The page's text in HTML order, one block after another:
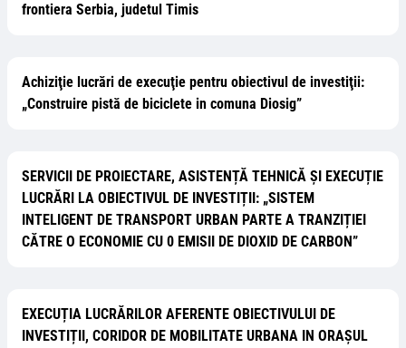
frontiera Serbia, judetul Timis
Achiziţie lucrări de execuţie pentru obiectivul de investiţii:
„Construire pistă de biciclete in comuna Diosig”
SERVICII DE PROIECTARE, ASISTENȚĂ TEHNICĂ ȘI EXECUȚIE
LUCRĂRI LA OBIECTIVUL DE INVESTIȚII: „SISTEM
INTELIGENT DE TRANSPORT URBAN PARTE A TRANZIȚIEI
CĂTRE O ECONOMIE CU 0 EMISII DE DIOXID DE CARBON”
EXECUȚIA LUCRĂRILOR AFERENTE OBIECTIVULUI DE
INVESTIȚII, CORIDOR DE MOBILITATE URBANA IN ORAȘUL